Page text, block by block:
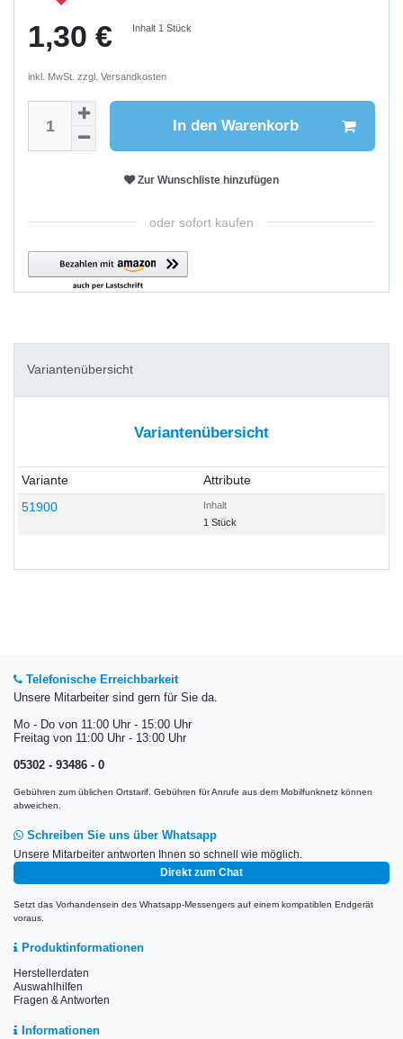
1,30 € Inhalt 1Stück
inkl. MwSt. zzgl. Versandkosten
In den Warenkorb
Zur Wunschliste hinzufügen
oder sofort kaufen
Variantenübersicht
Variantenübersicht
Variante
Attribute
51900
Inhalt
1 Stück
Telefonische Erreichbarkeit
Unsere Mitarbeiter sind gern für Sie da.
Mo - Do von 11:00 Uhr - 15:00 Uhr
Freitag von 11:00 Uhr - 13:00 Uhr
05302 - 93486 - 0
Gebühren zum üblichen Ortstarif. Gebühren für Anrufe aus dem Mobilfunknetz können
abweichen.
Schreiben Sie uns über Whatsapp
Unsere Mitarbeiter antworten Ihnen so schnell wie möglich.
Direkt zum Chat
Setzt das Vorhandensein des Whatsapp-Messengers auf einem kompatiblen Endgerät
voraus.
Produktinformationen
Herstellerdaten
Auswahlhilfen
Fragen & Antworten
Informationen